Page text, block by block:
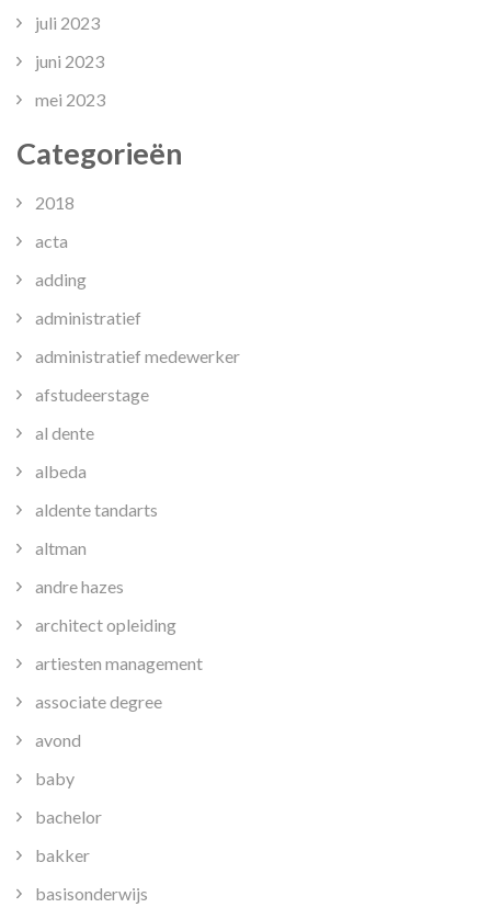
juli 2023
juni 2023
mei 2023
Categorieën
2018
acta
adding
administratief
administratief medewerker
afstudeerstage
al dente
albeda
aldente tandarts
altman
andre hazes
architect opleiding
artiesten management
associate degree
avond
baby
bachelor
bakker
basisonderwijs